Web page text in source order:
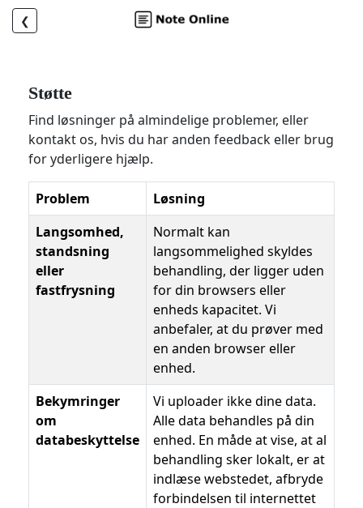
❮
Støtte
Find løsninger på almindelige problemer, eller
kontakt os, hvis du har anden feedback eller brug
for yderligere hjælp.
Problem
Løsning
Langsomhed,
standsning
eller
fastfrysning
Normalt kan
langsommelighed skyldes
behandling, der ligger uden
for din browsers eller
enheds kapacitet. Vi
anbefaler, at du prøver med
en anden browser eller
enhed.
Bekymringer
om
databeskyttelse
Vi uploader ikke dine data.
Alle data behandles på din
enhed. En måde at vise, at al
behandling sker lokalt, er at
indlæse webstedet, afbryde
forbindelsen til internettet